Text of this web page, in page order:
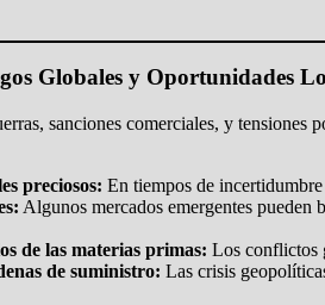
Globales y Oportunidades
sanciones comerciales, y
preciosos: En tiempos de
Algunos mercados emergentes pueden
de las materias primas: Los conflictos
de suministro: Las crisis